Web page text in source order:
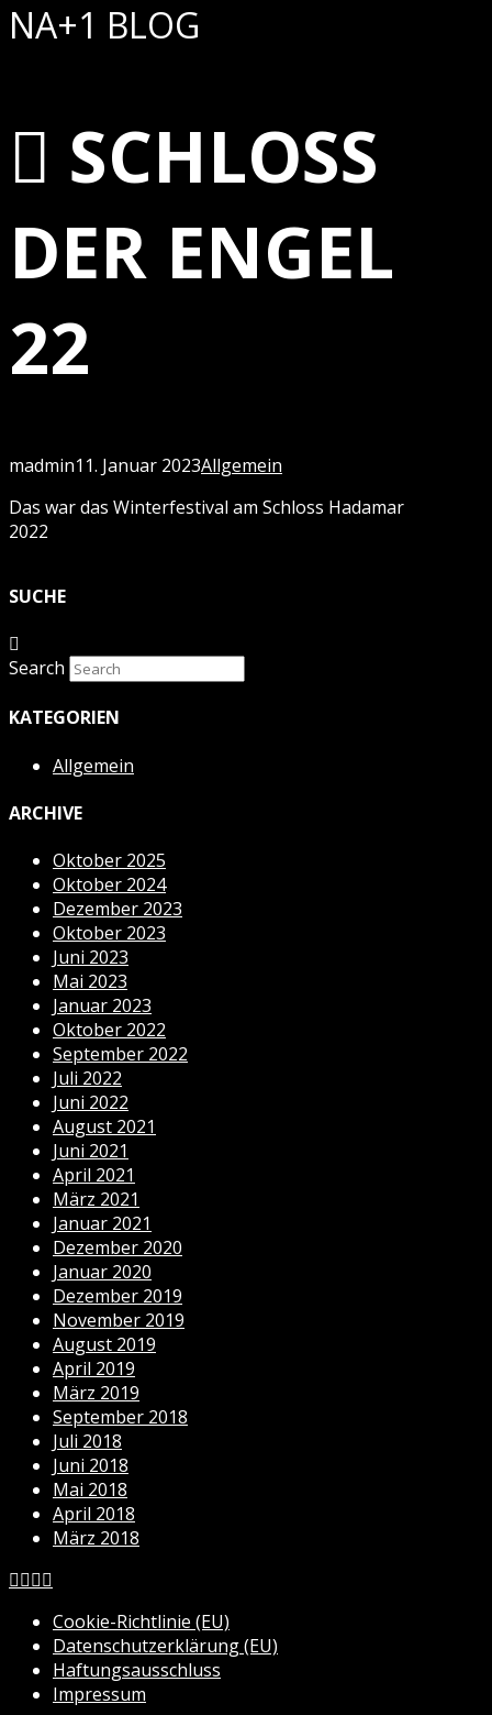
NA+1 BLOG
SCHLOSS
DER ENGEL
22
madmin11. Januar 2023Allgemein
Das war das Winterfestival am Schloss Hadamar
2022
SUCHE
Search
KATEGORIEN
Allgemein
ARCHIVE
Oktober 2025
Oktober 2024
Dezember 2023
Oktober 2023
Juni 2023
Mai 2023
Januar 2023
Oktober 2022
September 2022
Juli 2022
Juni 2022
August 2021
Juni 2021
April 2021
März 2021
Januar 2021
Dezember 2020
Januar 2020
Dezember 2019
November 2019
August 2019
April 2019
März 2019
September 2018
Juli 2018
Juni 2018
Mai 2018
April 2018
März 2018
Cookie-Richtlinie (EU)
Datenschutzerklärung (EU)
Haftungsausschluss
Impressum